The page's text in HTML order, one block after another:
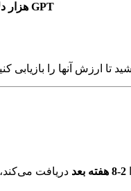
25 هزار دلار اعتبارات Azure Founders Hub → اجرای GPT-5 از طریق Azure OpenAI = 25 هزار دلار ارزش استفاده از GPT
2-8 هفته بعد